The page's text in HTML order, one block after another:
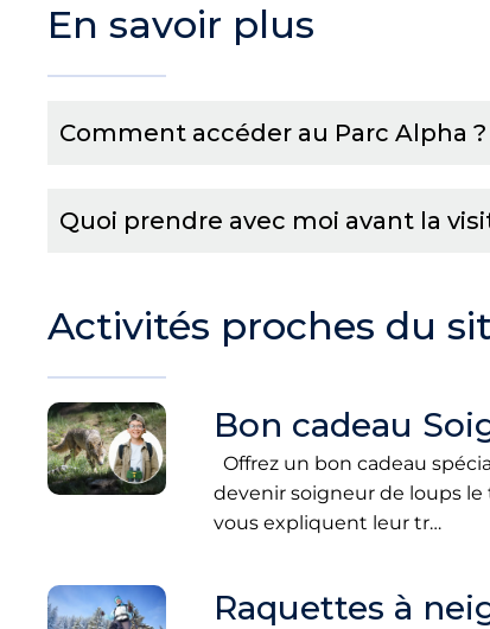
En savoir plus
Comment accéder au Parc Alpha ?
Quoi prendre avec moi avant la
Activités proches du
Bon cadeau
Offrez un bon cadeau
devenir soigneur de loups le
vous expliquent leur tr…
Raquettes à